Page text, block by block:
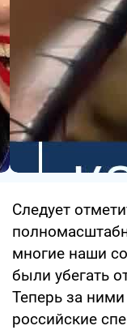
Следует
многие наши
были убегать
Теперь за ними
российские